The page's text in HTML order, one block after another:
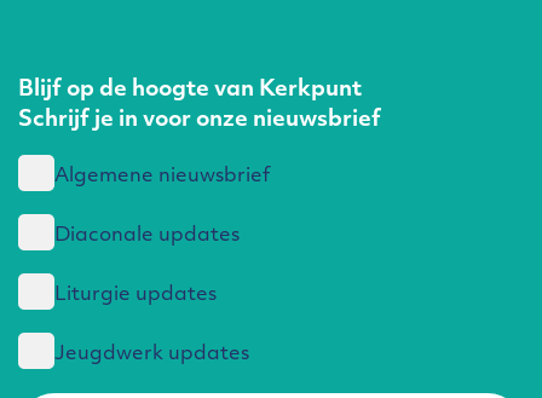
Blijf op de hoogte van Kerkpunt
Schrijf je in voor onze nieuwsbrief
Algemene nieuwsbrief
Diaconale updates
Liturgie updates
Jeugdwerk updates